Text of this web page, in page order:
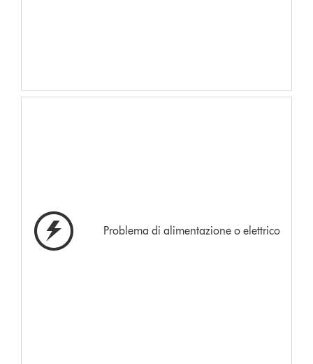
Problema di alimentazione o elettrico